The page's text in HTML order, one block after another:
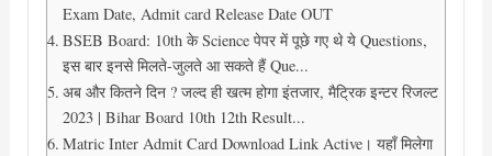
Exam Date, Admit card Release Date OUT
BSEB Board: 10th के Science पेपर में पूछे गए थे ये Questions,
इस बार इनसे मिलते-जुलते आ सकते हैं Que...
अब और कितने दिन ? जल्द ही खत्म होगा इंतजार, मैट्रिक इन्टर रिजल्ट
2023 | Bihar Board 10th 12th Result...
Matric Inter Admit Card Download Link Active। यहाँ मिलेगा